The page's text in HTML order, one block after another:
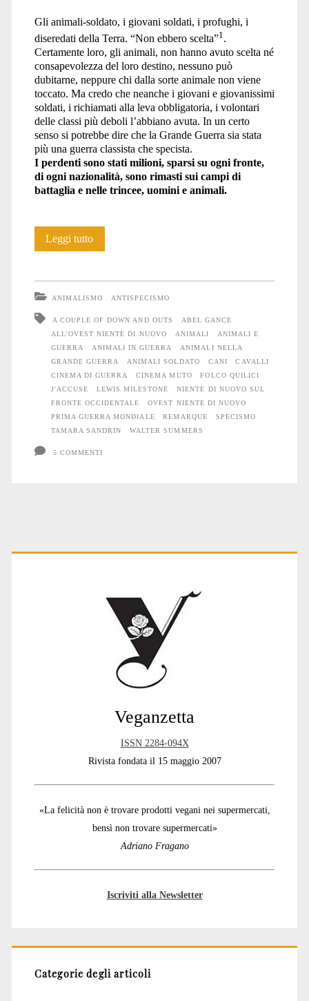
Gli animali-soldato, i giovani soldati, i profughi, i
diseredati della Terra. “Non ebbero scelta”1 .
Certamente loro, gli animali, non hanno avuto scelta né
consapevolezza del loro destino, nessuno può
dubitarne, neppure chi dalla sorte animale non viene
toccato. Ma credo che neanche i giovani e giovanissimi
soldati, i richiamati alla leva obbligatoria, i volontari
delle classi più deboli l’abbiano avuta. In un certo
senso si potrebbe dire che la Grande Guerra sia stata
più una guerra classista che specista.
I perdenti sono stati milioni, sparsi su ogni fronte,
di ogni nazionalità, sono rimasti sui campi di
battaglia e nelle trincee, uomini e animali.
Leggi tuttoNon
ANIMALISMO ANTISPECISMO
A COUPLE OF DOWN AND OUTS
ABEL GANCE
ALL'OVEST NIENTE DI NUOVO
ANIMALI
ANIMALI E
GUERRA
ANIMALI IN GUERRA
ANIMALI NELLA
GRANDE GUERRA
ANIMALI SOLDATO CANI
CAVALLI
CINEMA DI GUERRA
CINEMA MUTO
FOLCO QUILICI
J'ACCUSE
LEWIS MILESTONE
NIENTE DI NUOVO SUL
FRONTE OCCIDENTALE
OVEST NIENTE DI NUOVO
PRIMA GUERRA MONDIALE
REMARQUE
SPECISMO
TAMARA SANDRIN
WALTER SUMMERS
5 COMMENTI
Primary
Veganzetta
ISSN 2284-094X
Rivista fondata il 15 maggio 2007
«La felicità non è trovare prodotti vegani nei supermercati,
bensì non trovare supermercati»
Adriano Fragano
Iscriviti alla Newsletter
Categorie degli articoli